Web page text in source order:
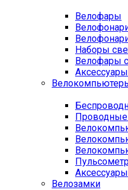
Велофары
Наборы
Велофары
Аксессуары
Велозамки